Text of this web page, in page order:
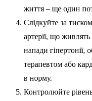
життя – ще один
Слідкуйте за
артерії, що
напади гіпертонії,
терапевтом або
в норму.
Контролюйте